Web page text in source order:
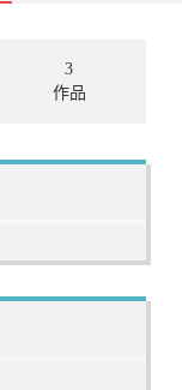
3
作品